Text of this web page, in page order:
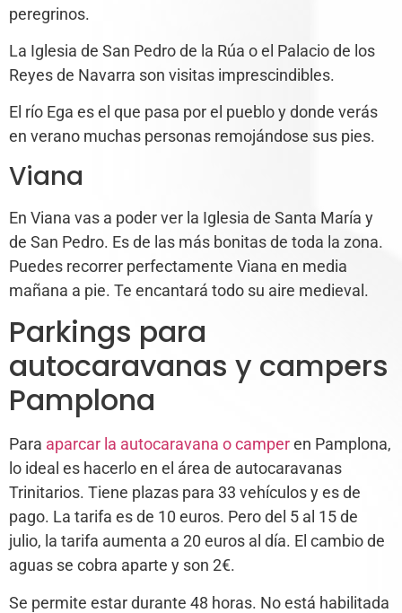
peregrinos.
La Iglesia de San Pedro de la Rúa o el Palacio de los
Reyes de Navarra son visitas imprescindibles.
El río Ega es el que pasa por el pueblo y donde verás
en verano muchas personas remojándose sus pies.
Viana
En Viana vas a poder ver la Iglesia de Santa María y
de San Pedro. Es de las más bonitas de toda la zona.
Puedes recorrer perfectamente Viana en media
mañana a pie. Te encantará todo su aire medieval.
Parkings para
autocaravanas y campers
Pamplona
Para aparcar la autocaravana o camperen Pamplona,
lo ideal es hacerlo en el área de autocaravanas
Trinitarios. Tiene plazas para 33 vehículos y es de
pago. La tarifa es de 10 euros. Pero del 5 al 15 de
julio, la tarifa aumenta a 20 euros al día. El cambio de
aguas se cobra aparte y son 2€.
Se permite estar durante 48 horas. No está habilitada